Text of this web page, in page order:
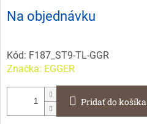
Jednotková
cena:
Na objednávku
Kód: F187_ST9-TL-GGR
Značka: EGGER
Pridať do košíka